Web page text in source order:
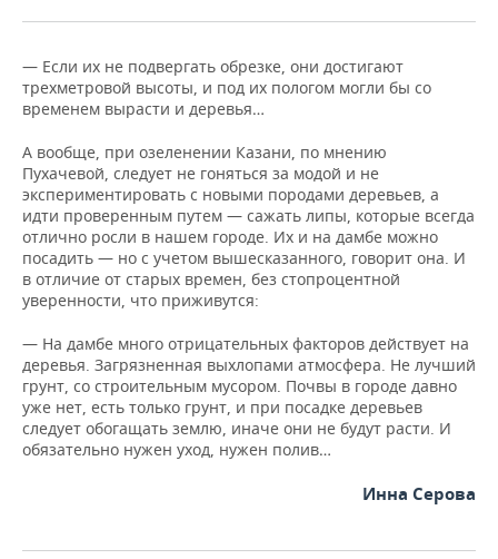
— Если их не подвергать обрезке, они достигают
трехметровой высоты, и под их пологом могли бы со
временем вырасти и деревья…
А вообще, при озеленении Казани, по мнению
Пухачевой, следует не гоняться за модой и не
экспериментировать с новыми породами деревьев, а
идти проверенным путем — сажать липы, которые всегда
отлично росли в нашем городе. Их и на дамбе можно
посадить — но с учетом вышесказанного, говорит она. И
в отличие от старых времен, без стопроцентной
уверенности, что приживутся:
— На дамбе много отрицательных факторов действует на
деревья. Загрязненная выхлопами атмосфера. Не лучший
грунт, со строительным мусором. Почвы в городе давно
уже нет, есть только грунт, и при посадке деревьев
следует обогащать землю, иначе они не будут расти. И
обязательно нужен уход, нужен полив…
Инна Серова